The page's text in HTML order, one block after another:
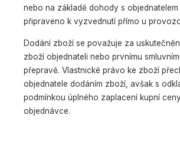
nebo na základě dohody s objednatelem
připraveno k vyzvednutí přímo u
Dodání zboží se považuje za
zboží objednateli nebo prvnímu
přepravě. Vlastnické právo ke zboží
objednatele dodáním zboží, avšak s
podmínkou úplného zaplacení kupní
objednávce.